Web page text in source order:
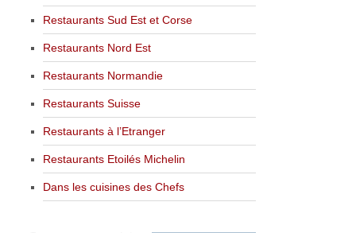
Restaurants Sud Est et Corse
Restaurants Nord Est
Restaurants Normandie
Restaurants Suisse
Restaurants à l’Etranger
Restaurants Etoilés Michelin
Dans les cuisines des Chefs